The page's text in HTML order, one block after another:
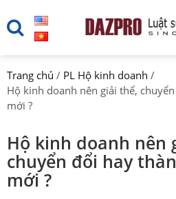
Trang chủ / PL Hộ kinh doanh /
Hộ kinh doanh nên giải thể,
mới ?
Hộ kinh doanh nên
chuyển đổi hay
mới ?